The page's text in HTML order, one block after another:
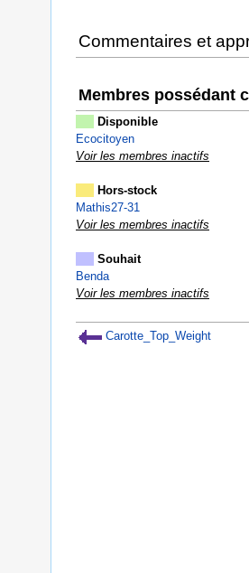
Commentaires et
Membres possédant
Disponible
Ecocitoyen
Voir les membres inactifs
Hors-stock
Mathis27-31
Voir les membres inactifs
Souhait
Benda
Voir les membres inactifs
Carotte_Top_Weight